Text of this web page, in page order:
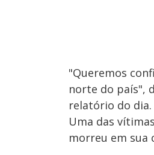
"Queremos
norte do país",
relatório do dia.
Uma das
morreu em sua